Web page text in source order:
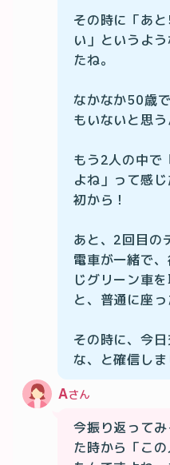
その時に「あ
い」というよ
たね。
なかなか50歳
もいないと思う
もう2人の中で
よね」って感
初から！
あと、2回目の
電車が一緒で
じグリーン車
と、普通に座っ
その時に、今
な、と確信しま
Aさん
今振り返って
た時から「こ